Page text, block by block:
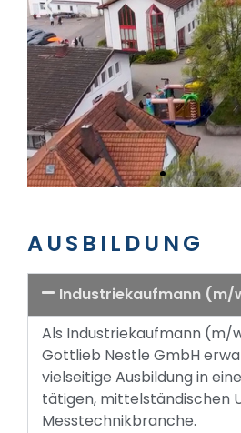
AUSBILDUNG
Industriekaufmann
Als Industriekaufmann (m/
Gottlieb Nestle GmbH
vielseitige Ausbildung in
tätigen, mittelständischen
Messtechnikbranche.